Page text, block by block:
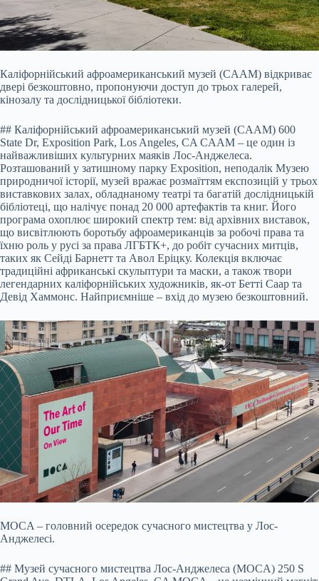
Каліфорнійський афроамериканський музей (CAAM) відкриває
двері безкоштовно, пропонуючи доступ до трьох галерей,
кінозалу та дослідницької бібліотеки.
## Каліфорнійський афроамериканський музей (CAAM) 600
State Dr, Exposition Park, Los Angeles, CA CAAM – це один із
найважливіших культурних маяків Лос-Анджелеса.
Розташований у затишному парку Exposition, неподалік Музею
природничої історії, музей вражає розмаїттям експозицій у трьох
виставкових залах, обладнаному театрі та багатій дослідницькій
бібліотеці, що налічує понад 20 000 артефактів та книг. Його
програма охоплює широкий спектр тем: від архівних виставок,
що висвітлюють боротьбу афроамериканців за робочі права та
їхню роль у русі за права ЛГБТК+, до робіт сучасних митців,
таких як Сейді Барнетт та Авол Еріцку. Колекція включає
традиційні африканські скульптури та маски, а також твори
легендарних каліфорнійських художників, як-от Бетті Саар та
Девід Хаммонс. Найприємніше – вхід до музею безкоштовний.
MOCA – головний осередок сучасного мистецтва у Лос-
Анджелесі.
## Музей сучасного мистецтва Лос-Анджелеса (MOCA) 250 S